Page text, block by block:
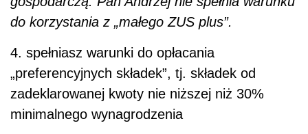
do korzystania z „małego ZUS plus”.
4. spełniasz warunki do opłacania
„preferencyjnych składek”, tj. składek od
zadeklarowanej kwoty nie niższej niż 30%
minimalnego wynagrodzenia